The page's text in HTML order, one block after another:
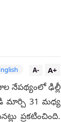
A+
A-
నేపథ్యంలో ఢిల్లీ
మార్చి 31 మధ్య
ప్రకటించింది.